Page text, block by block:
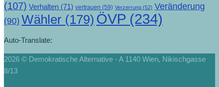
(107) Verhalten (71) vertrauen (59) Verzerrung (52) Veränderung
(90) Wähler (179) ÖVP (234)
Auto-Translate:
2026 © Demokratische Alternative - A 1140 Wien, Nikischgasse
8/13